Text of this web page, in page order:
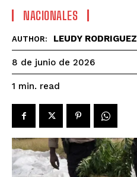
NACIONALES
AUTHOR: LEUDY RODRIGUEZ
8 de junio de 2026
1 min. read